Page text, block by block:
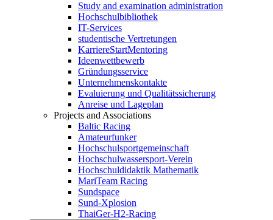
Study and examination administration
Hochschulbibliothek
IT-Services
studentische Vertretungen
KarriereStartMentoring
Ideenwettbewerb
Gründungsservice
Unternehmenskontakte
Evaluierung und Qualitätssicherung
Anreise und Lageplan
Projects and Associations
Baltic Racing
Amateurfunker
Hochschulsportgemeinschaft
Hochschulwassersport-Verein
Hochschuldidaktik Mathematik
MariTeam Racing
Sundspace
Sund-Xplosion
ThaiGer-H2-Racing